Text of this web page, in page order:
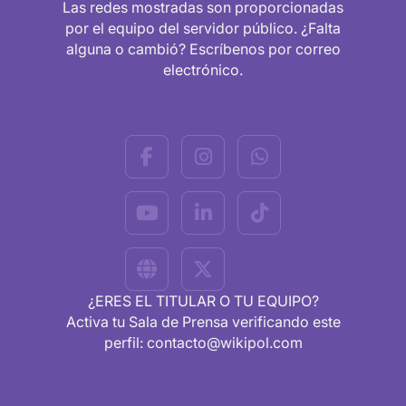
Las redes mostradas son proporcionadas
por el equipo del servidor público. ¿Falta
alguna o cambió? Escríbenos por correo
electrónico.
¿ERES EL TITULAR O TU EQUIPO?
Activa tu Sala de Prensa verificando este
perfil: contacto@wikipol.com